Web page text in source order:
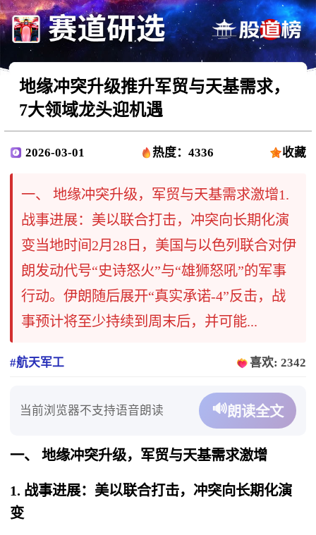
地缘冲突升级推升军贸与天基需求，
7大领域龙头迎机遇
2026-03-01 热度：4336 收藏
一、 地缘冲突升级，军贸与天基需求激增1.
战事进展：美以联合打击，冲突向长期化演
变当地时间2月28日，美国与以色列联合对伊
朗发动代号“史诗怒火”与“雄狮怒吼”的军事
行动。伊朗随后展开“真实承诺-4”反击，战
事预计将至少持续到周末后，并可能...
#航天军工 喜欢: 2342
当前浏览器不支持语音朗读 🔊朗读全文
一、 地缘冲突升级，军贸与天基需求激增
1. 战事进展：美以联合打击，冲突向长期化演
变